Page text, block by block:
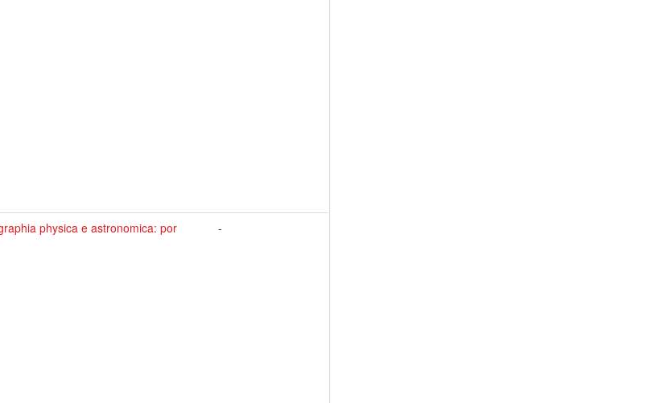
physica e astronomica: por
-